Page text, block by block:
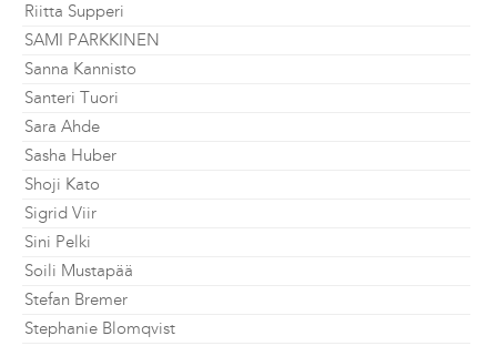
Riitta Supperi
SAMI PARKKINEN
Sanna Kannisto
Santeri Tuori
Sara Ahde
Sasha Huber
Shoji Kato
Sigrid Viir
Sini Pelki
Soili Mustapää
Stefan Bremer
Stephanie Blomqvist